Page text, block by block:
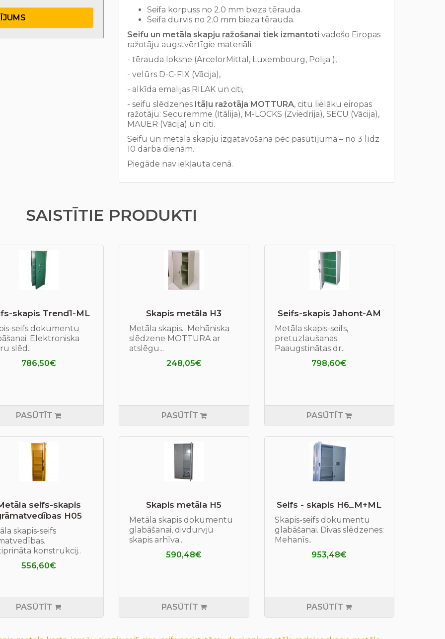
Seifa korpuss no 2.0 mm bieza tērauda.
Seifa durvis no 2.0 mm bieza tērauda.
Seifu un metāla skapju ražošanai tiek izmantoti vadošo Eiropas
ražotāju augstvērtīgie materiāli:
- tērauda loksne (ArcelorMittal, Luxembourg, Polija ),
- velūrs D-C-FIX (Vācija),
- alkīda emalijas RILAK un citi,
- seifu slēdzenes Itāļu ražotāja MOTTURA, citu lielāku eiropas
ražotāju: Securemme (Itālija), M-LOCKS (Zviedrija), SECU (Vācija),
MAUER (Vācija) un citi.
Seifu un metāla skapju izgatavošana pēc pasūtījuma – no 3 līdz
10 darba dienām.
Piegāde nav iekļauta cenā.
SAISTĪTIE PRODUKTI
skapis Trend1-ML
seifs dokumentu
Elektroniska
slēd..
786,50€
PASŪTĪT
Skapis metāla H3
Metāla skapis. Mehāniska
slēdzene MOTTURA ar
atslēgu...
248,05€
PASŪTĪT
Seifs-skapis Jahont-AM
Metāla skapis-seifs,
pretuzlaušanas.
Paaugstinātas dr..
798,60€
PASŪTĪT
seifs-skapis
H05
skapis-seifs
konstrukcij..
556,60€
PASŪTĪT
Skapis metāla H5
Metāla skapis dokumentu
glabāšanai, divdurvju
skapis arhīva...
590,48€
PASŪTĪT
Seifs - skapis H6_M+ML
Skapis-seifs dokumentu
glabāšanai. Divas slēdzenes:
Mehanīs..
953,48€
PASŪTĪT